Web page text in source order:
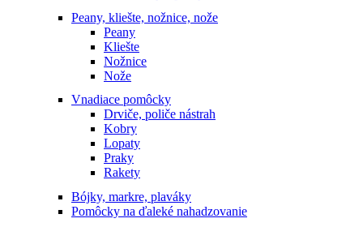
Peany, kliešte, nožnice, nože
Peany
Kliešte
Nožnice
Nože
Vnadiace pomôcky
Drviče, poliče nástrah
Kobry
Lopaty
Praky
Rakety
Bójky, markre, plaváky
Pomôcky na ďaleké nahadzovanie